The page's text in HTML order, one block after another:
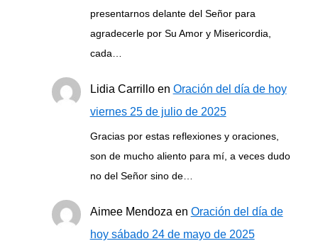
presentarnos delante del Señor para
agradecerle por Su Amor y Misericordia,
cada…
Lidia Carrilloen Oración del día de hoy
viernes 25 de julio de 2025
Gracias por estas reflexiones y oraciones,
son de mucho aliento para mí, a veces dudo
no del Señor sino de…
Aimee Mendoza en Oración del día de
hoy sábado 24 de mayo de 2025